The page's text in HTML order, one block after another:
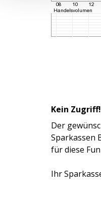
Kein Zugriff!
Der
Sparkassen
für diese
Ihr